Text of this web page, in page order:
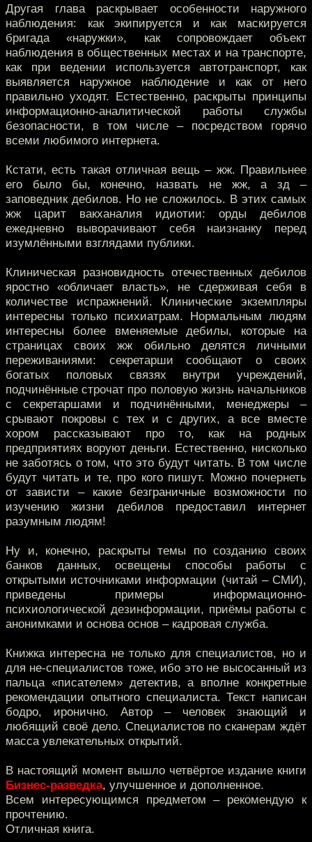
Другая глава раскрывает особенности наружного
наблюдения: как экипируется и как маскируется
бригада «наружки», как сопровождает объект
наблюдения в общественных местах и на транспорте,
как при ведении используется автотранспорт, как
выявляется наружное наблюдение и как от него
правильно уходят. Естественно, раскрыты принципы
информационно-аналитической работы службы
безопасности, в том числе – посредством горячо
всеми любимого интернета.
Кстати, есть такая отличная вещь – жж. Правильнее
его было бы, конечно, назвать не жж, а зд –
заповедник дебилов. Но не сложилось. В этих самых
жж царит вакханалия идиотии: орды дебилов
ежедневно выворачивают себя наизнанку перед
изумлёнными взглядами публики.
Клиническая разновидность отечественных дебилов
яростно «обличает власть», не сдерживая себя в
количестве испражнений. Клинические экземпляры
интересны только психиатрам. Нормальным людям
интересны более вменяемые дебилы, которые на
страницах своих жж обильно делятся личными
переживаниями: секретарши сообщают о своих
богатых половых связях внутри учреждений,
подчинённые строчат про половую жизнь начальников
с секретаршами и подчинёнными, менеджеры –
срывают покровы с тех и с других, а все вместе
хором рассказывают про то, как на родных
предприятиях воруют деньги. Естественно, нисколько
не заботясь о том, что это будут читать. В том числе
будут читать и те, про кого пишут. Можно почернеть
от зависти – какие безграничные возможности по
изучению жизни дебилов предоставил интернет
разумным людям!
Ну и, конечно, раскрыты темы по созданию своих
банков данных, освещены способы работы с
открытыми источниками информации (читай – СМИ),
приведены примеры информационно-
психиологической дезинформации, приёмы работы с
анонимками и основа основ – кадровая служба.
Книжка интересна не только для специалистов, но и
для не-специалистов тоже, ибо это не высосанный из
пальца «писателем» детектив, а вполне конкретные
рекомендации опытного специалиста. Текст написан
бодро, иронично. Автор – человек знающий и
любящий своё дело. Специалистов по сканерам ждёт
масса увлекательных открытий.
В настоящий момент вышло четвёртое издание книги
Бизнес-разведка, улучшенное и дополненное.
Всем интересующимся предметом – рекомендую к
прочтению.
Отличная книга.